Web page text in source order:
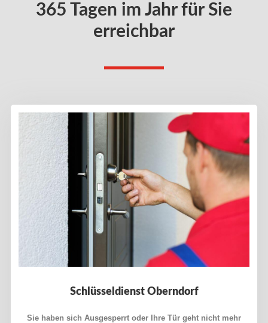
365 Tagen im Jahr für Sie
erreichbar
Schlüsseldienst Oberndorf
Sie haben sich Ausgesperrt oder Ihre Tür geht nicht mehr